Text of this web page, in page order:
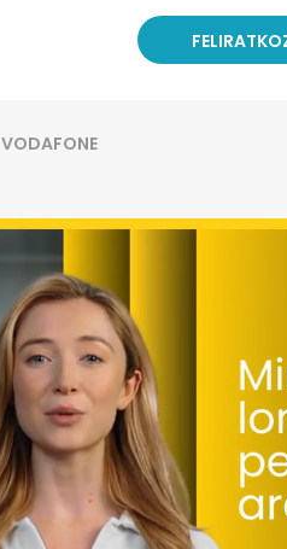
VODAFONE